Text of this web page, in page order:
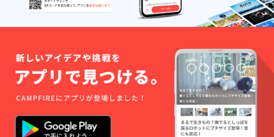
シャツ
サイ
ズ ：
ズ 素材
: 100%
綿